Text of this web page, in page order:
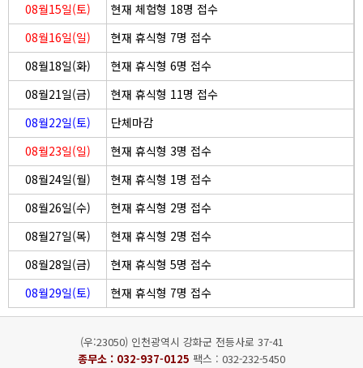
08월15일(토)
현재 체험형 18명 접수
08월16일(일)
현재 휴식형 7명 접수
08월18일(화)
현재 휴식형 6명 접수
08월21일(금)
현재 휴식형 11명 접수
08월22일(토)
단체마감
08월23일(일)
현재 휴식형 3명 접수
08월24일(월)
현재 휴식형 1명 접수
08월26일(수)
현재 휴식형 2명 접수
08월27일(목)
현재 휴식형 2명 접수
08월28일(금)
현재 휴식형 5명 접수
08월29일(토)
현재 휴식형 7명 접수
(우:23050) 인천광역시 강화군 전등사로 37-41
종무소 : 032-937-0125 팩스 : 032-232-5450